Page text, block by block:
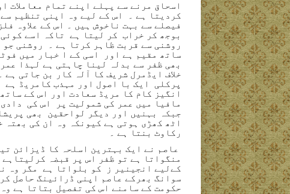
اسحاق مرنے سے پہلے اپنے تمام معاملات
کردیتا ہے ۔
اس کے لیے وہ اپنی تنظیم
فیصلے سے بہت ناخوش ہیں ۔ اس کے علاوہ
بوجھ کر خراب کر لیتا ہے
تاکہ اسے
روشنی سے قربت ظاہر کرتا ہے ۔
روشنی جو
ساتھ مقیم ہے اور
اسی کے ا خبار میں
بھی ظفر سے بدلہ لینا چاہتی ہے لہذا
خلاف ایڈمرل شریف کا آلہ کار بن جاتی
پرکلی
ایک با اصول اور مہذب کامریڈ ہے
انگیز کام کا مریڈ سعادت اور اس کے
مافیا میں عمر کی شمولیت پر
اس کی
جبکہ بہنیں اور دیگر لواحقین
بھی
اٹھ کھڑی ہوتی ہے کیونکہ وہ ان کی بھتہ
رکاوٹ بنتا ہے ۔
عاصم نے ایک بہترین اسلحہ کا ڈیزائن
منگواتا ہے تو ظفر اس پر قبضہ
کےلیے انجینیر ز
کو بلواتا ہے
مگر وہ
سوانگ بھرکے عاصم اپنی ڈرائینگ حاصل
حکومت کے سامنے اس کی تفصیل بتاتا ہے